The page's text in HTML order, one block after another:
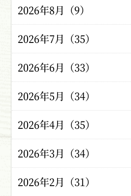
2026年8月（9）
2026年7月（35）
2026年6月（33）
2026年5月（34）
2026年4月（35）
2026年3月（34）
2026年2月（31）